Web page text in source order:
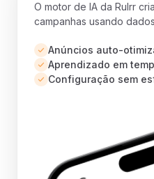
O motor de IA da Rulrr
campanhas usando
Anúncios auto-
Aprendizado em
Configuração sem